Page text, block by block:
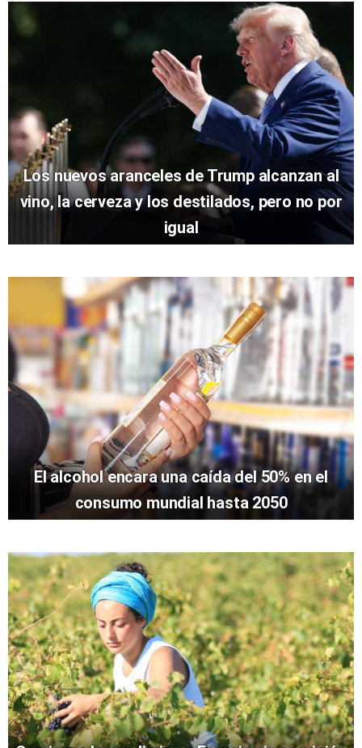
Los nuevos aranceles de Trump alcanzan al
vino, la cerveza y los destilados, pero no por
igual
El alcohol encara una caída del 50% en el
consumo mundial hasta 2050